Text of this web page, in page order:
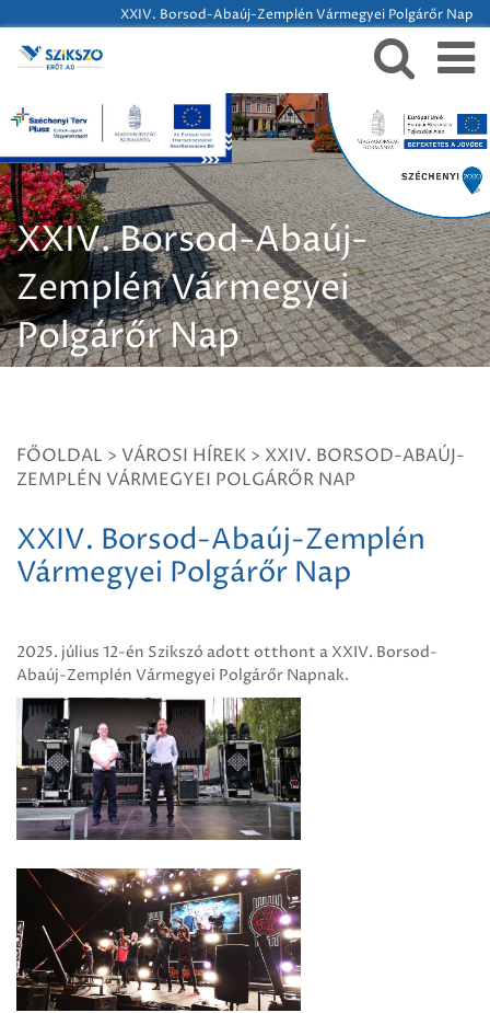
XXIV. Borsod-Abaúj-Zemplén Vármegyei Polgárőr Nap
XXIV. Borsod-Abaúj-
Zemplén Vármegyei
Polgárőr Nap
FŐOLDAL > VÁROSI HÍREK > XXIV. BORSOD-ABAÚJ-
ZEMPLÉN VÁRMEGYEI POLGÁRŐR NAP
XXIV. Borsod-Abaúj-Zemplén
Vármegyei Polgárőr Nap
2025. július 12-én Szikszó adott otthont a XXIV. Borsod-
Abaúj-Zemplén Vármegyei Polgárőr Napnak.